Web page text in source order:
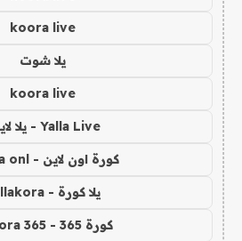
koora live
يلا شوت
koora live
Yalla Live - يلا لايف
كورة اون لاين - koora onl
يلا كورة - yallakora
كورة 365 - kooora 365